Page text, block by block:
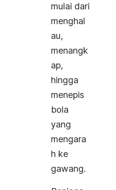
mulai dari
menghal
au,
menangk
ap,
hingga
menepis
bola
yang
mengara
h ke
gawang.